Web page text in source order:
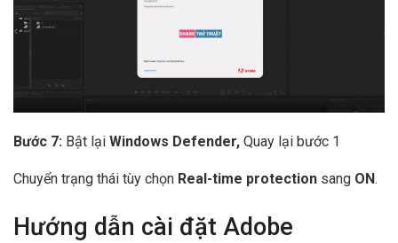
Bước 7: Bật lại Windows Defender, Quay lại bước 1
Chuyển trạng thái tùy chọn Real-time protection sang ON.
Hướng dẫn cài đặt Adobe